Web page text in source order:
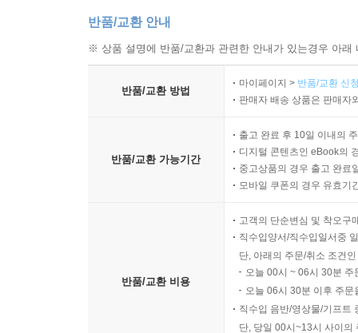
반품/교환 안내
※ 상품 설명에 반품/교환과 관련한 안내가 있는경우 아
반품/교환 방법
마이페이지 > 반품/교환 신
판매자 배송 상품은 판매자
반품/교환 가능기간
출고 완료 후 10일 이내의
디지털 콘텐츠인 eBook의
중고상품의 경우 출고 완료
모바일 쿠폰의 경우 유효기
반품/교환 비용
고객의 단순변심 및 착오구
직수입양서/직수입일서중
단, 아래의 주문/취소 조건
오늘 00시 ~ 06시 30분
오늘 06시 30분 이후 주
직수입 음반/영상물/기프트
단, 당일 00시~13시 사이의